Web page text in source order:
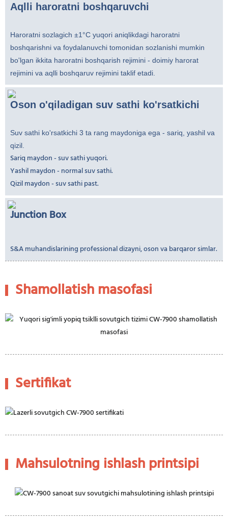
Aqlli haroratni boshqaruvchi
Haroratni sozlagich ±1°C yuqori aniqlikdagi haroratni
boshqarishni va foydalanuvchi tomonidan sozlanishi mumkin
bo'lgan ikkita haroratni boshqarish rejimini - doimiy harorat
rejimini va aqlli boshqaruv rejimini taklif etadi.
Oson o'qiladigan suv sathi ko'rsatkichi
Suv sathi ko'rsatkichi 3 ta rang maydoniga ega - sariq, yashil va
qizil.
Sariq maydon - suv sathi yuqori.
Yashil maydon - normal suv sathi.
Qizil maydon - suv sathi past.
Junction Box
S&A muhandislarining professional dizayni, oson va barqaror simlar.
Shamollatish masofasi
Sertifikat
Mahsulotning ishlash printsipi